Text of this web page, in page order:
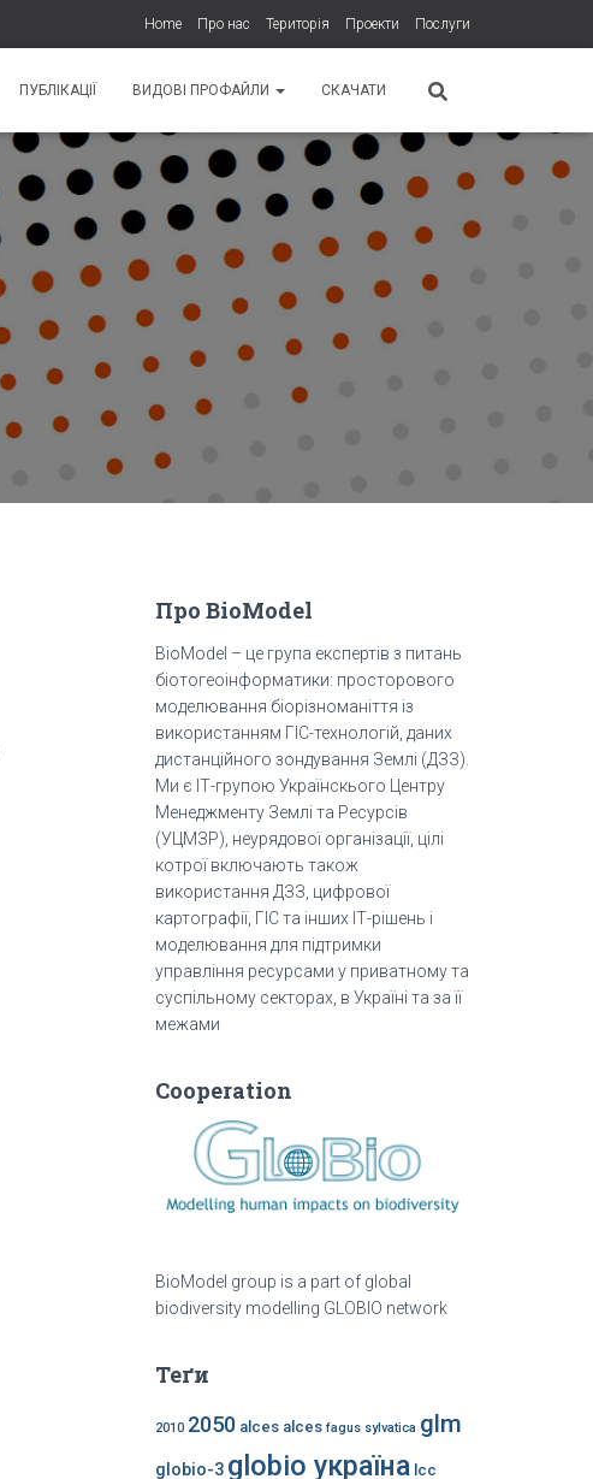
Home Про нас Територія Проекти Послуги
ПУБЛІКАЦІЇ ВИДОВІ ПРОФАЙЛИ СКАЧАТИ
Про BioModel
BioModel – це група експертів з питань
біотогеоінформатики: просторового
моделювання біорізноманіття із
використанням ГІС-технологій, даних
дистанційного зондування Землі (ДЗЗ).
Ми є ІТ-групою Українскього Центру
Менеджменту Землі та Ресурсів
(УЦМЗР), неурядової організації, цілі
котрої включають також
використання ДЗЗ, цифрової
картографії, ГІС та інших ІТ-рішень і
моделювання для підтримки
управління ресурсами у приватному та
суспільному секторах, в Україні та за її
межами
Cooperation
BioModel group is a part of global
biodiversity modelling GLOBIO network
Теґи
2010 2050 alces alces fagus sylvatica glm
globio-3 globio україна lcc